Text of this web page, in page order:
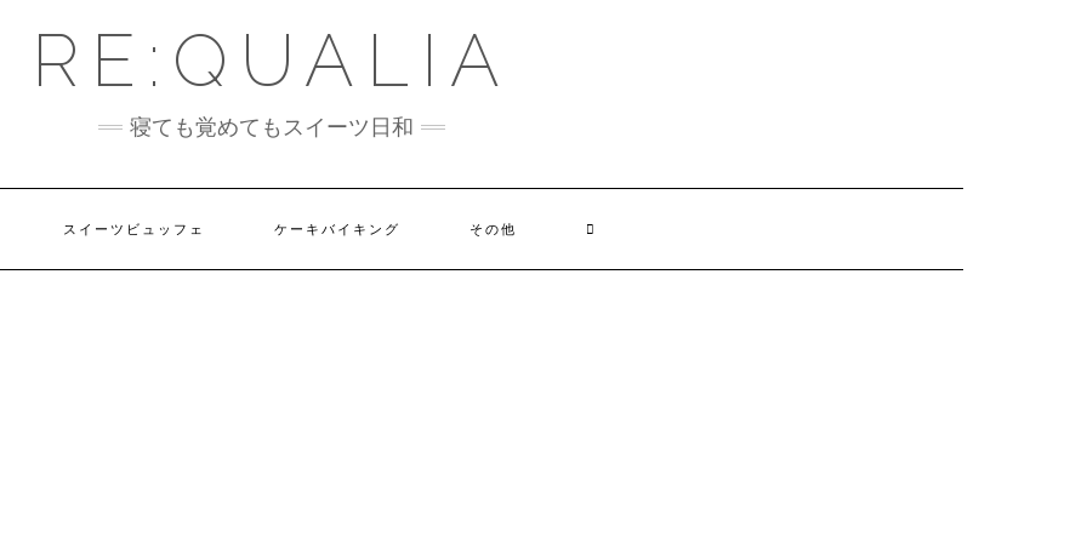
RE:QUALIA
寝ても覚めてもスイーツ日和
スイーツビュッフェ ケーキバイキング その他